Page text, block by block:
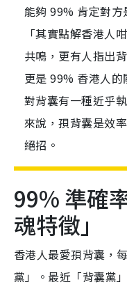
能夠 99% 肯定對
「其實點解香港人
共鳴，更有人指出
更是 99% 香港人
對背囊有一種近乎
來說，孭背囊是效
絕招。
99% 準確
魂特徵」
香港人最愛孭背囊，
黨」。最近「背囊黨